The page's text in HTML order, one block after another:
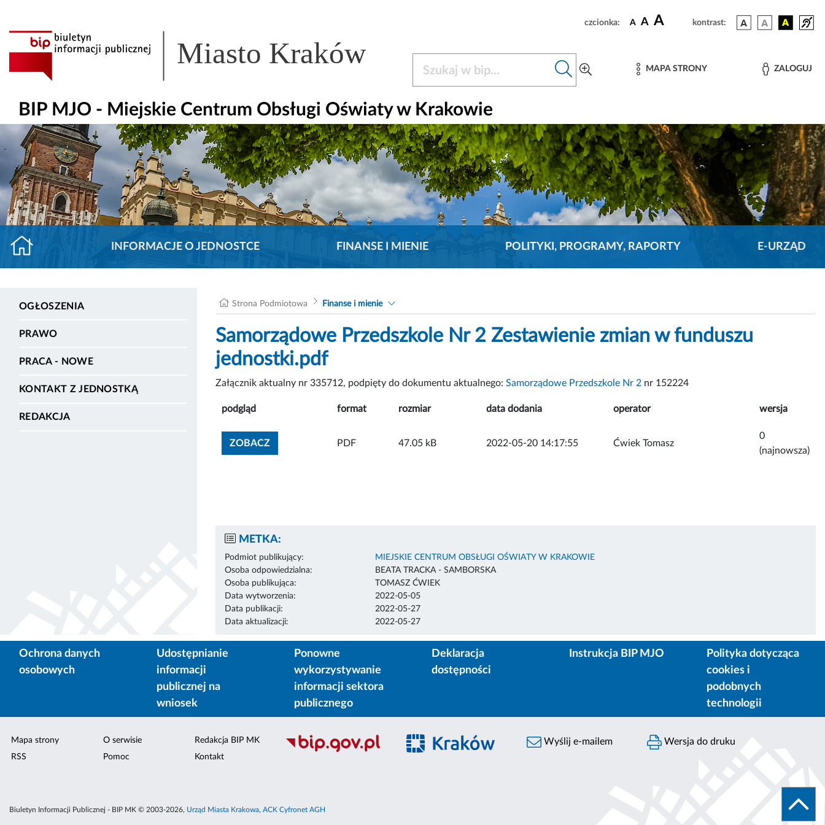
czcionka: A A A kontrast:
Miasto Kraków MAPA STRONY ZALOGUJ
BIP MJO - Miejskie Centrum Obsługi Oświaty w Krakowie
INFORMACJE O JEDNOSTCE FINANSE I MIENIE POLITYKI, PROGRAMY, RAPORTY E-URZĄD
OGŁOSZENIA
PRAWO
PRACA - NOWE
KONTAKT Z JEDNOSTKĄ
REDAKCJA
Strona Podmiotowa Finanse i mienie
Samorządowe Przedszkole Nr 2 Zestawienie zmian w funduszu
jednostki.pdf
Załącznik aktualny nr 335712, podpięty do dokumentu aktualnego: Samorządowe Przedszkole Nr 2 nr 152224
podgląd format rozmiar data dodania operator wersja
ZOBACZZOBACZ ZAŁĄCZNIK
PDF 47.05 kB 2022-05-20 14:17:55 Ćwiek Tomasz
0
(najnowsza)
METKA:
Podmiot publikujący:
MIEJSKIE CENTRUM OBSŁUGI OŚWIATY W KRAKOWIE
Osoba odpowiedzialna:
BEATA TRACKA - SAMBORSKA
Osoba publikująca:
TOMASZ ĆWIEK
Data wytworzenia:
2022-05-05
Data publikacji:
2022-05-27
Data aktualizacji:
2022-05-27
Ochrona danych
osobowych
Udostępnianie
informacji
publicznej na
wniosek
Ponowne
wykorzystywanie
informacji sektora
publicznego
Deklaracja
dostępności
Instrukcja BIP MJO
Polityka dotycząca
cookies i
podobnych
technologii
Mapa strony
RSS
O serwisie
Pomoc
Redakcja BIP MK
Kontakt
Wyślij e-mailem Wersja do druku
Biuletyn Informacji Publicznej - BIP MK © 2003-2026, Urząd Miasta Krakowa, ACK Cyfronet AGH